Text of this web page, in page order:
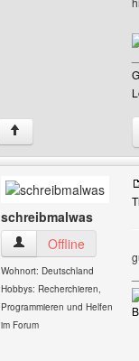
↑
schreibmalwas
schreibmalwas
Offline
Wohnort: Deutschland
Hobbys: Recherchieren,
Programmieren und Helfen
im Forum